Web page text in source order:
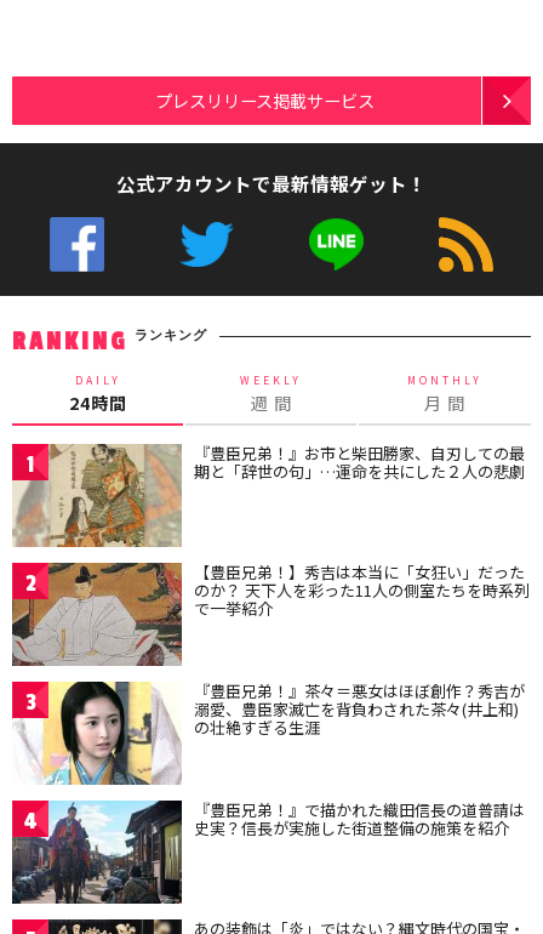
プレスリリース掲載サービス
公式アカウントで最新情報ゲット！
RANKING ランキング
DAILY
24時間
WEEKLY
週 間
MONTHLY
月 間
1 『豊臣兄弟！』お市と柴田勝家、自刃しての最
期と「辞世の句」…運命を共にした２人の悲劇
2 【豊臣兄弟！】秀吉は本当に「女狂い」だった
のか？ 天下人を彩った11人の側室たちを時系列
で一挙紹介
3 『豊臣兄弟！』茶々＝悪女はほぼ創作？秀吉が
溺愛、豊臣家滅亡を背負わされた茶々(井上和)
の壮絶すぎる生涯
4 『豊臣兄弟！』で描かれた織田信長の道普請は
史実？信長が実施した街道整備の施策を紹介
あの装飾は「炎」ではない？縄文時代の国宝・